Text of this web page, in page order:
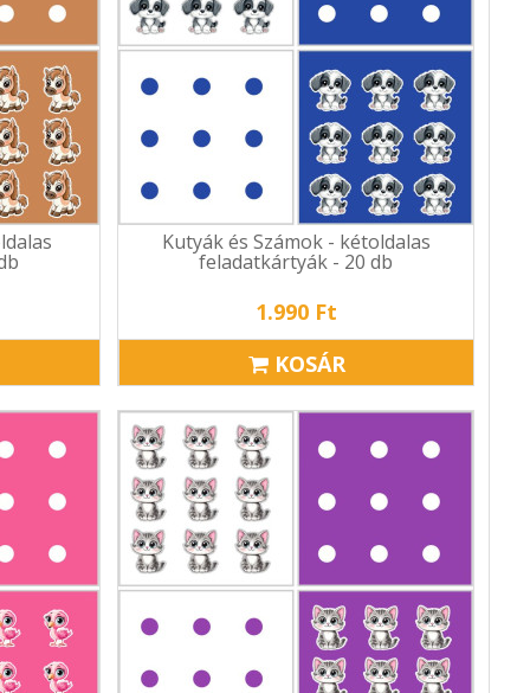
Kutyák és Számok - kétoldalas
feladatkártyák - 20 db
1.990 Ft
KOSÁR